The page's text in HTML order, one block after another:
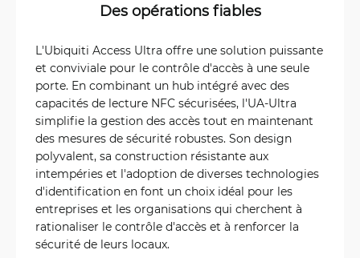
Des opérations fiables
L'Ubiquiti Access Ultra offre une solution puissante
et conviviale pour le contrôle d'accès à une seule
porte. En combinant un hub intégré avec des
capacités de lecture NFC sécurisées, l'UA-Ultra
simplifie la gestion des accès tout en maintenant
des mesures de sécurité robustes. Son design
polyvalent, sa construction résistante aux
intempéries et l'adoption de diverses technologies
d'identification en font un choix idéal pour les
entreprises et les organisations qui cherchent à
rationaliser le contrôle d'accès et à renforcer la
sécurité de leurs locaux.